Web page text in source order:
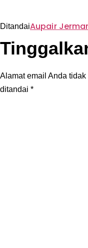
DitandaiAupair
Alamat email Anda
ditandai *